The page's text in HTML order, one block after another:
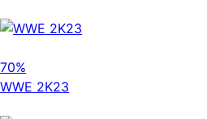
70%
WWE 2K23